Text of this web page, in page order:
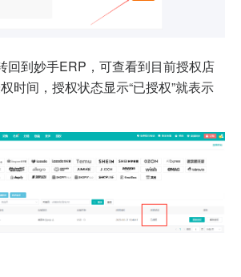
回到妙手ERP，可查看到目前授权店
时间，授权状态显示“已授权”就表示